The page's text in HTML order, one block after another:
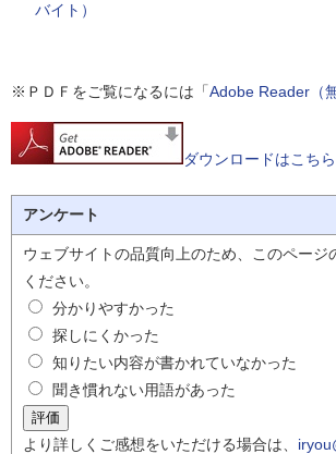
バイト）
※ＰＤＦをご覧になるには「Adobe Reader（
ダウンロードはこちら
アンケート
ウェブサイトの品質向上のため、このページ
ください。
分かりやすかった
探しにくかった
知りたい内容が書かれていなかった
聞き慣れない用語があった
より詳しくご感想をいただける場合は、